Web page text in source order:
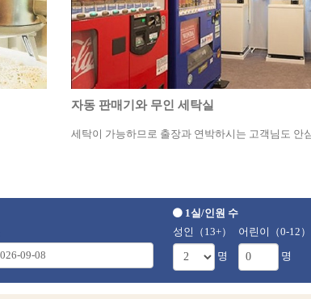
자동 판매기와 무인 세탁실
세탁이 가능하므로 출장과 연박하시는 고객님도 안
1실/인원 수
성인（13+）
명
어린이（0-12）
명